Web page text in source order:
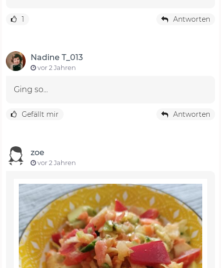
1 Antworten
Nadine T_013
vor 2 Jahren
Ging so...
Gefällt mir Antworten
zoe
vor 2 Jahren